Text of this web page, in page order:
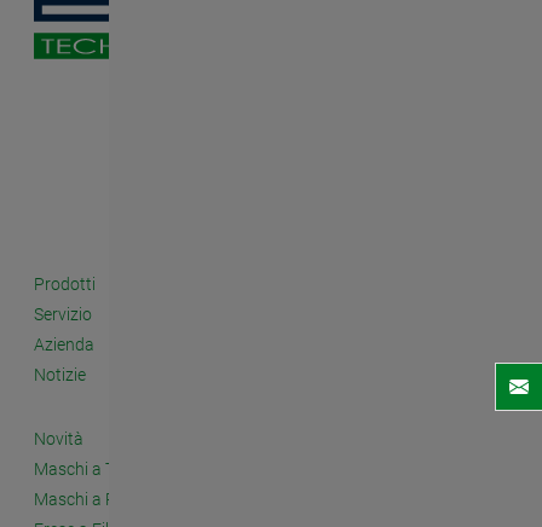
Prodotti
Servizio
Azienda
Notizie
Novità
Maschi a Taglio
Maschi a Rullare